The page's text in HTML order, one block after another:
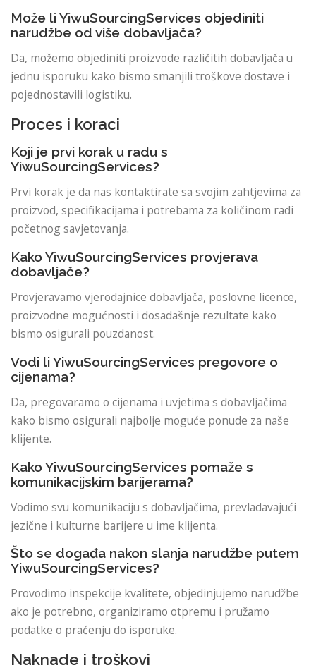
Može li YiwuSourcingServices objediniti
narudžbe od više dobavljača?
Da, možemo objediniti proizvode različitih dobavljača u
jednu isporuku kako bismo smanjili troškove dostave i
pojednostavili logistiku.
Proces i koraci
Koji je prvi korak u radu s
YiwuSourcingServices?
Prvi korak je da nas kontaktirate sa svojim zahtjevima za
proizvod, specifikacijama i potrebama za količinom radi
početnog savjetovanja.
Kako YiwuSourcingServices provjerava
dobavljače?
Provjeravamo vjerodajnice dobavljača, poslovne licence,
proizvodne mogućnosti i dosadašnje rezultate kako
bismo osigurali pouzdanost.
Vodi li YiwuSourcingServices pregovore o
cijenama?
Da, pregovaramo o cijenama i uvjetima s dobavljačima
kako bismo osigurali najbolje moguće ponude za naše
klijente.
Kako YiwuSourcingServices pomaže s
komunikacijskim barijerama?
Vodimo svu komunikaciju s dobavljačima, prevladavajući
jezične i kulturne barijere u ime klijenta.
Što se događa nakon slanja narudžbe putem
YiwuSourcingServices?
Provodimo inspekcije kvalitete, objedinjujemo narudžbe
ako je potrebno, organiziramo otpremu i pružamo
podatke o praćenju do isporuke.
Naknade i troškovi